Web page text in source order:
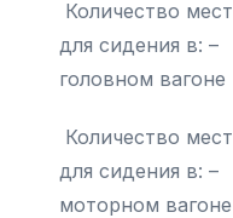
Количество мест
для сидения в: –
головном вагоне
Количество мест
для сидения в: –
моторном вагоне